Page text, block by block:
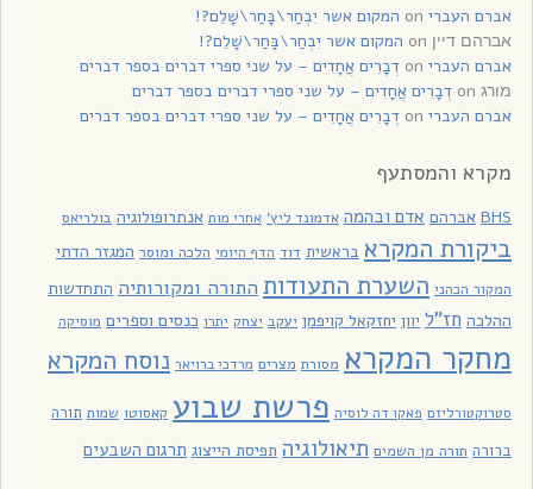
אברם העברי המקום אשר יִבְחַר\בָּחַר\שָׁלֵם?!
אברהם דיין
המקום אשר יִבְחַר\בָּחַר\שָׁלֵם?!
אברם העברי
דְבָרִים אֲחָדִים – על שני ספרי דברים בספר דברים
מורג
דְבָרִים אֲחָדִים – על שני ספרי דברים בספר דברים
אברם העברי
דְבָרִים אֲחָדִים – על שני ספרי דברים בספר דברים
מקרא והמסתעף
BHS אברהם אדם ובהמה אדמונד ליץ' אחרי מות אנתרופולוגיה בולריאס
ביקורת המקרא בראשית דוד הדף היומי הלכה ומוסר המגזר הדתי
המקור הכהני השערת התעודות התורה ומקורותיה התחדשות
ההלכה חז"ל יוון יחזקאל קויפמן יעקב יצחק יתרו כנסים וספרים מוסיקה
מחקר המקרא מסורת מצרים מרדכי ברויאר נוסח המקרא
סטרוקטורליזם פאקו דה לוסיה פרשת שבוע קאסוטו שמות תורה
ברורה תורה מן השמים תיאולוגיה תפיסת הייצוג תרגום השבעים